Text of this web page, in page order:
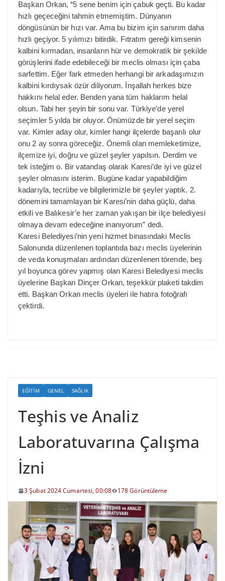
Başkan Orkan, “5 sene benim için çabuk geçti. Bu kadar
hızlı geçeceğini tahmin etmemiştim. Dünyanın
döngüsünün bir hızı var. Ama bu bizim için sanırım daha
hızlı geçiyor. 5 yılımızı bitirdik. Fıtratım gereği kimsenin
kalbini kırmadan, insanların hür ve demokratik bir şekilde
görüşlerini ifade edebileceği bir meclis olması için çaba
sarfettim. Eğer fark etmeden herhangi bir arkadaşımızın
kalbini kırdıysak özür diliyorum. İnşallah herkes bize
hakkını helal eder. Benden yana tüm haklarım helal
olsun. Tabi her şeyin bir sonu var. Türkiye’de yerel
seçimler 5 yılda bir oluyor. Önümüzde bir yerel seçim
var. Kimler aday olur, kimler hangi ilçelerde başarılı olur
onu 2 ay sonra göreceğiz. Önemli olan memleketimize,
ilçemize iyi, doğru ve güzel şeyler yapılsın. Derdim ve
tek isteğim o. Bir vatandaş olarak Karesi’de iyi ve güzel
şeyler olmasını isterim. Bugüne kadar yapabildiğim
kadarıyla, tecrübe ve bilgilerimizle bir şeyler yaptık. 2.
dönemini tamamlayan bir Karesi’nin daha güçlü, daha
etkili ve Balıkesir’e her zaman yakışan bir ilçe belediyesi
olmaya devam edeceğine inanıyorum” dedi.
Karesi Belediyesi’nin yeni hizmet binasındaki Meclis
Salonunda düzenlenen toplantıda bazı meclis üyelerinin
de veda konuşmaları ardından düzenlenen törende, beş
yıl boyunca görev yapmış olan Karesi Belediyesi meclis
üyelerine Başkan Dinçer Orkan, teşekkür plaketi takdim
etti. Başkan Orkan meclis üyeleri ile hatıra fotoğrafı
çektirdi.
EĞITIM GENEL SAĞLIK
Teşhis ve Analiz
Laboratuvarına Çalışma
İzni
3 Şubat 2024 Cumartesi, 00:08 178 Görüntüleme